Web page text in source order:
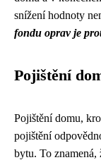
snížení hodnoty
fondu oprav je
Pojištění
Pojištění domu,
pojištění
bytu. To znamená,